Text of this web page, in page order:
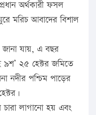
অর্থকারী ফসল
মরিচ আবাদের বিশাল
যায়, এ বছর
২৫ হেক্টর জমিতে
নদীর পশ্চিম পাড়ের
লাগানো হয় এবং